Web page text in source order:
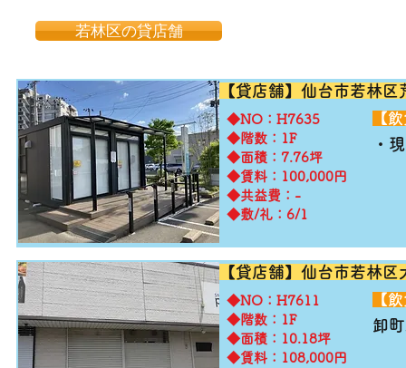
若林区の貸店舗
【貸店舗】仙台市若林
​◆NO：H7635
◆階数：1F
◆面積：7.76坪
◆賃料：100,000円
◆共益費：-
◆敷/礼：6/1
・
【
【貸店舗】仙台市若林
​◆NO：H7611
◆階数：1F
◆面積：10.18坪
◆賃料：108,000円
卸
【